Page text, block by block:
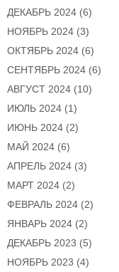
ДЕКАБРЬ 2024 (6)
НОЯБРЬ 2024 (3)
ОКТЯБРЬ 2024 (6)
СЕНТЯБРЬ 2024 (6)
АВГУСТ 2024 (10)
ИЮЛЬ 2024 (1)
ИЮНЬ 2024 (2)
МАЙ 2024 (6)
АПРЕЛЬ 2024 (3)
МАРТ 2024 (2)
ФЕВРАЛЬ 2024 (2)
ЯНВАРЬ 2024 (2)
ДЕКАБРЬ 2023 (5)
НОЯБРЬ 2023 (4)